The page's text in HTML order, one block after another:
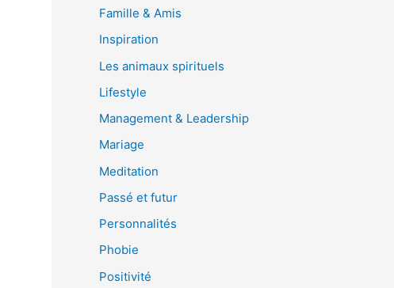
Famille & Amis
Inspiration
Les animaux spirituels
Lifestyle
Management & Leadership
Mariage
Meditation
Passé et futur
Personnalités
Phobie
Positivité